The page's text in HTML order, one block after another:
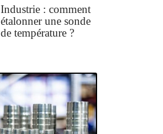
Industrie : comment
étalonner une sonde
de température ?